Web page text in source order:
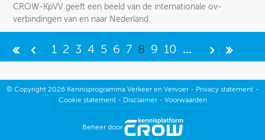
CROW-KpVV geeft een beeld van de internationale ov-
verbindingen van en naar Nederland.
1 2 3 4 5 6 7 8 9 10 ...
© Copyright 2026 Kennisprogramma Verkeer en Vervoer - Privacy statement -
Cookie statement- Disclaimer- Voorwaarden
Beheer door